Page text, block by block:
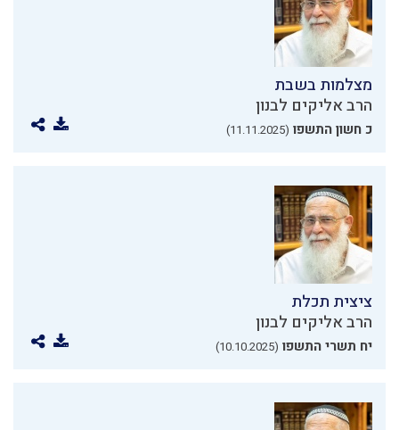
מצלמות בשבת
הרב אליקים לבנון
כ חשון התשפו (11.11.2025)
ציצית תכלת
הרב אליקים לבנון
יח תשרי התשפו (10.10.2025)